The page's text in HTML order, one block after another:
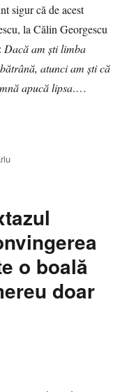
sigur că de acest
la Călin Georgescu
Dacă am ști limba
atunci am ști că
apucă lipsa.…
la
și
nicidecum
discret
al
neghiobiei
o boală
doar